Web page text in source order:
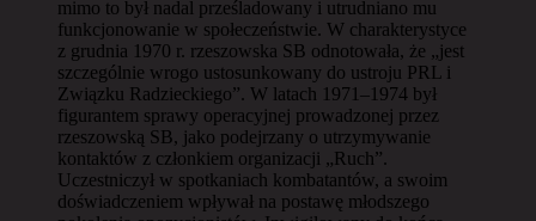
mimo to był nadal prześladowany i utrudniano mu
funkcjonowanie w społeczeństwie. W charakterystyce
z grudnia 1970 r. rzeszowska SB odnotowała, że „jest
szczególnie wrogo ustosunkowany do ustroju PRL i
Związku Radzieckiego”. W latach 1971–1974 był
figurantem sprawy operacyjnej prowadzonej przez
rzeszowską SB, jako podejrzany o utrzymywanie
kontaktów z członkiem organizacji „Ruch”.
Uczestniczył w spotkaniach kombatantów, a swoim
doświadczeniem wpływał na postawę młodszego